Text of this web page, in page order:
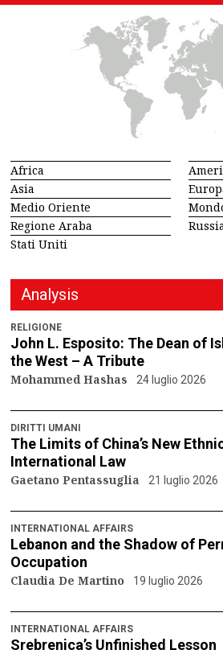
Africa
Asia
Medio Oriente
Regione Araba
Stati Uniti
Analysis
RELIGIONE
John L. Esposito: The Dean of
the West – A Tribute
Mohammed Hashas 24 luglio 2026
DIRITTI UMANI
The Limits of China’s New
International Law
Gaetano Pentassuglia 21 luglio 2026
INTERNATIONAL AFFAIRS
Lebanon and the Shadow of
Occupation
Claudia De Martino 19 luglio 2026
INTERNATIONAL AFFAIRS
Srebrenica’s Unfinished Lesson